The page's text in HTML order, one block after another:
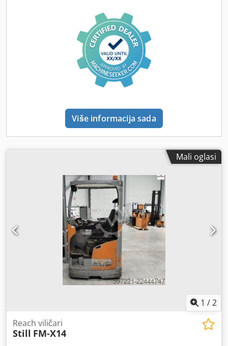
Više informacija sada
Mali oglasi
1 /2
Reach viličari
Still FM-X14